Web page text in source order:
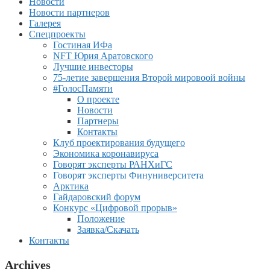
Новости партнеров
Галерея
Спецпроекты
Гостиная ИФа
NFT Юрия Аратовского
Лучшие инвесторы
75-летие завершения Второй мировоой войны
#ГолосПамяти
О проекте
Новости
Партнеры
Контакты
Клуб проектирования будущего
Экономика коронавируса
Говорят эксперты РАНХиГС
Говорят эксперты Финуниверситета
Арктика
Гайдаровский форум
Конкурс «Цифровой прорыв»
Положение
Заявка/Скачать
Контакты
Archives